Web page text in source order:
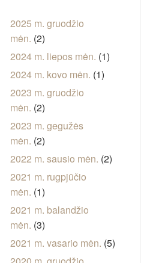
2025 m. gruodžio
mėn. (2)
2024 m. liepos mėn. (1)
2024 m. kovo mėn. (1)
2023 m. gruodžio
mėn. (2)
2023 m. gegužės
mėn. (2)
2022 m. sausio mėn. (2)
2021 m. rugpjūčio
mėn. (1)
2021 m. balandžio
mėn. (3)
2021 m. vasario mėn. (5)